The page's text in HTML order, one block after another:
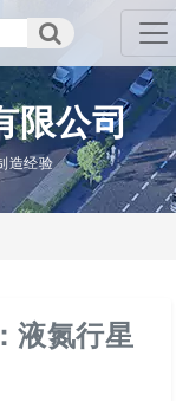
限公司
造经验
液氮行星